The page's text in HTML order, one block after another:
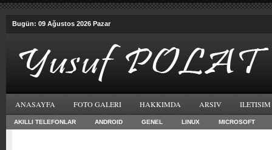
Bugün: 09 Ağustos 2026 Pazar
ANASAYFA FOTO GALERI HAKKIMDA ARSIV ILETISIM
AKILLI TELEFONLAR ANDROID GENEL LINUX MICROSOFT